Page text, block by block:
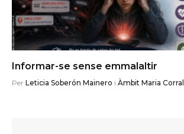
Informar-se sense emmalaltir
Per Leticia Soberón Mainero i Àmbit Maria Corral